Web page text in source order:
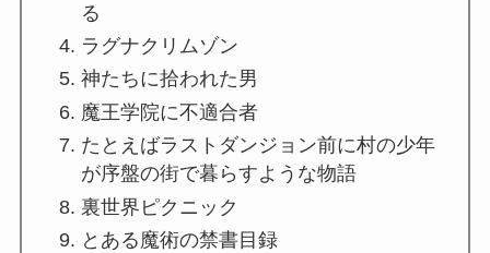
る
ラグナクリムゾン
神たちに拾われた男
魔王学院に不適合者
たとえばラストダンジョン前に村の少年
が序盤の街で暮らすような物語
裏世界ピクニック
とある魔術の禁書目録